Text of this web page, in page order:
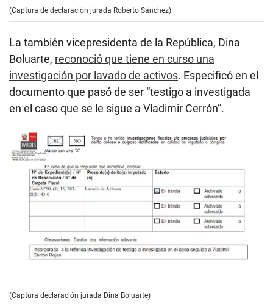
(Captura de declaración jurada Roberto Sánchez)
La también vicepresidenta de la República, Dina
Boluarte, reconoció que tiene en curso una
investigación por lavado de activos. Especificó en el
documento que pasó de ser “testigo a investigada
en el caso que se le sigue a Vladimir Cerrón”.
(Captura declaración jurada Dina Boluarte)